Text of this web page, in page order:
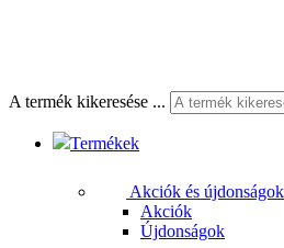
A termék kikeresése ...
Termékek
Akciók és újdonságok
Akciók
Újdonságok